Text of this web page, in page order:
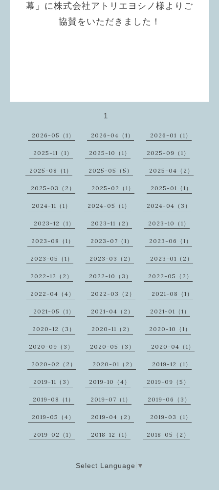
幕」に株式会社アトリエヨシノ様よりご
協賛をいただきました！
1
2026-05（1） 2026-04（1） 2026-01（1）
2025-11（1） 2025-10（1） 2025-09（1）
2025-08（1） 2025-05（5） 2025-04（2）
2025-03（2） 2025-02（1） 2025-01（1）
2024-11（1） 2024-05（1） 2024-04（3）
2023-12（1） 2023-11（2） 2023-10（1）
2023-08（1） 2023-07（1） 2023-06（1）
2023-05（1） 2023-03（2） 2023-01（2）
2022-12（2） 2022-10（3） 2022-05（2）
2022-04（4） 2022-03（2） 2021-08（1）
2021-05（1） 2021-04（2） 2021-01（1）
2020-12（3） 2020-11（2） 2020-10（1）
2020-09（3） 2020-05（3） 2020-04（1）
2020-02（2） 2020-01（2） 2019-12（1）
2019-11（3） 2019-10（4） 2019-09（5）
2019-08（1） 2019-07（1） 2019-06（3）
2019-05（4） 2019-04（2） 2019-03（1）
2019-02（1） 2018-12（1） 2018-05（2）
Select Language ▼